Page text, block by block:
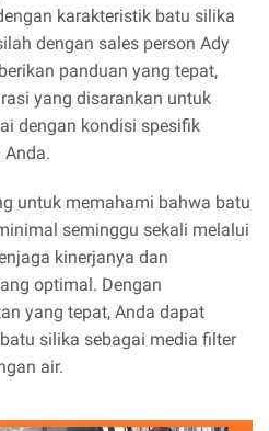
karakteristik batu silika
dengan sales person Ady
panduan yang tepat,
yang disarankan untuk
dengan kondisi spesifik
untuk memahami bahwa batu
seminggu sekali melalui
kinerjanya dan
optimal. Dengan
yang tepat, Anda dapat
silika sebagai media filter
air.